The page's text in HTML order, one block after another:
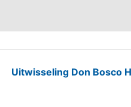
Uitwisseling Don Bosco